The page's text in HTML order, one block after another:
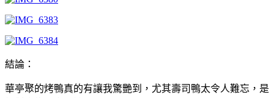
結論：
華亭聚的烤鴨真的有讓我驚艷到，尤其壽司鴨太令人難忘，是